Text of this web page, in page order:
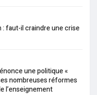
: faut-il craindre une crise
une politique «
nombreuses réformes
l’enseignement